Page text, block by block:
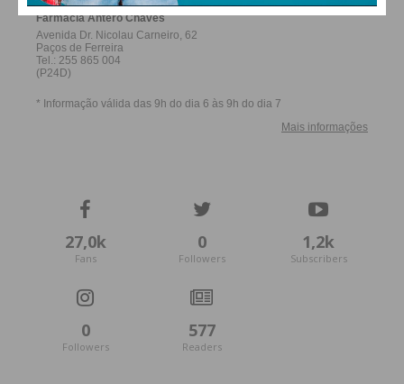
27,0k
Fans
0
Followers
1,2k
Subscribers
0
Followers
577
Readers